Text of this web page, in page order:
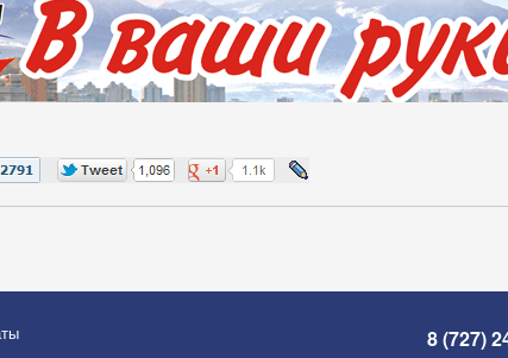
8 (727)